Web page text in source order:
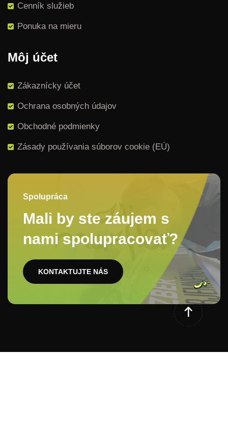
Cenník služieb
Ponuka na mieru
Môj účet
Zákaznícky účet
Ochrana osobných údajov
Obchodné podmienky
Zásady používania súborov cookie (EÚ)
Spolupráca
Mali by ste záujem s
nami spolupracovať?
KONTAKTUJTE NÁS